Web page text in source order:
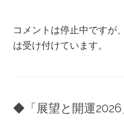
コメントは停止中ですが、
は受け付けています。
◆「展望と開運2026